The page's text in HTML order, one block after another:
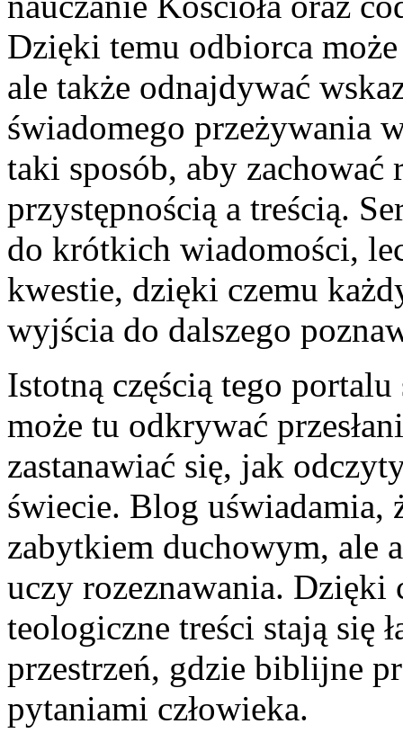
Dzięki temu odbiorca
ale także odnajdywać
świadomego przeżywania
taki sposób, aby zachować
przystępnością a treścią.
do krótkich wiadomości,
kwestie, dzięki czemu
wyjścia do dalszego
Istotną częścią tego
może tu odkrywać
zastanawiać się, jak
świecie. Blog uświadamia,
zabytkiem duchowym, ale
uczy rozeznawania. Dzięki
teologiczne treści stają się
przestrzeń, gdzie biblijne
pytaniami człowieka.